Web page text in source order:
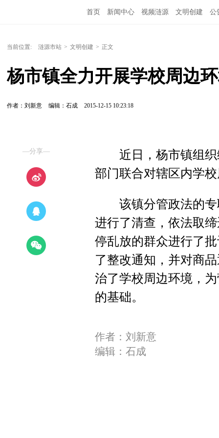
首页 新闻中心 视频涟源 文明创建 公
当前位置: 涟源市站 > 文明创建 > 正文
杨市镇全力开展学校周边
作者：刘新意 编辑：石成 2015-12-15 10:23:18
—分享—
近日，杨市镇组织
部门联合对辖区内学
该镇分管政法的专
进行了清查，依法取
停乱放的群众进行了
了整改通知，并对商
治了学校周边环境，
的基础。
作者：刘新意
编辑：石成